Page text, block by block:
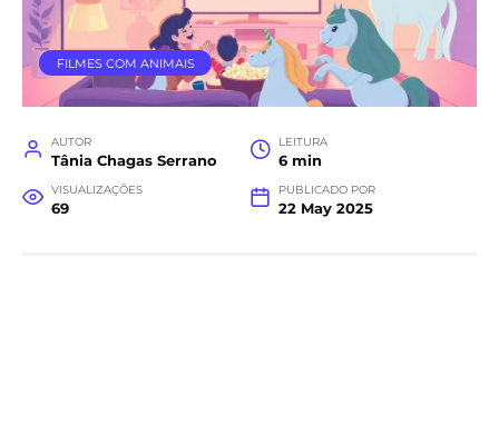
FILMES COM ANIMAIS
AUTOR
Tânia Chagas Serrano
LEITURA
6 min
VISUALIZAÇÕES
69
PUBLICADO POR
22 May 2025